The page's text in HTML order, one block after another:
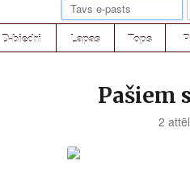
D-biedri Lapas Tops
Pašiem
2